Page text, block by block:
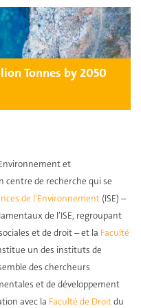
Tonnes by 2050
et
centre de recherche qui se
de l’Environnement (ISE) –
de l’ISE, regroupant
et de droit – et la Faculté
un des instituts de
des chercheurs
et de développement
avec la Faculté de Droitdu